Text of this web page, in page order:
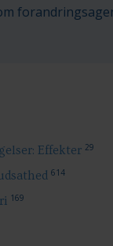
Effekter 29
614
169